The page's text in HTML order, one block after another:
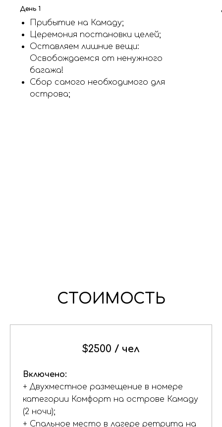
День 1
Прибытие на Камаду;
Церемония постановки целей;
Оставляем лишние вещи:
Освобождаемся от ненужного
багажа!
Сбор самого необходимого для
острова;
СТОИМОСТЬ
$2500 / чел
Включено:
+ Двухместное размещение в номере
категории Комфорт на острове Камаду
(2 ночи);
+ Спальное место в лагере ретрита на